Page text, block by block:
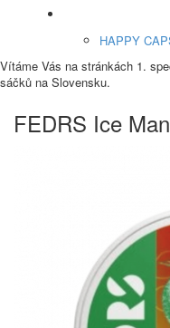
HAPPY
Vítáme Vás na stránkách 1.
sáčků na Slovensku.
FEDRS Ice